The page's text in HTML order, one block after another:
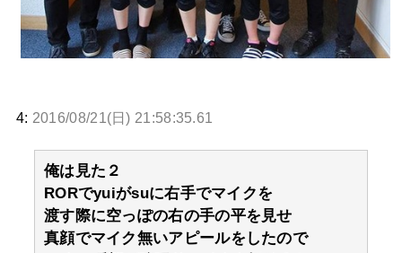
4: 2016/08/21(日) 21:58:35.61
俺は見た２
RORでyuiがsuに右手でマイクを
渡す際に空っぽの右の手の平を見せ
真顔でマイク無いアピールをしたので